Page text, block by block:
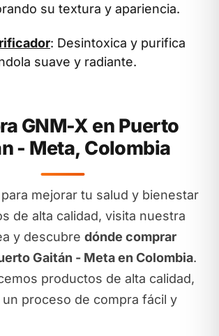
su textura y apariencia.
: Desintoxica y purifica
suave y radiante.
GNM-X en Puerto
- Meta, Colombia
mejorar tu salud y bienestar
de alta calidad, visita nuestra
y descubre dónde comprar
Gaitán - Meta en Colombia.
productos de alta calidad,
proceso de compra fácil y